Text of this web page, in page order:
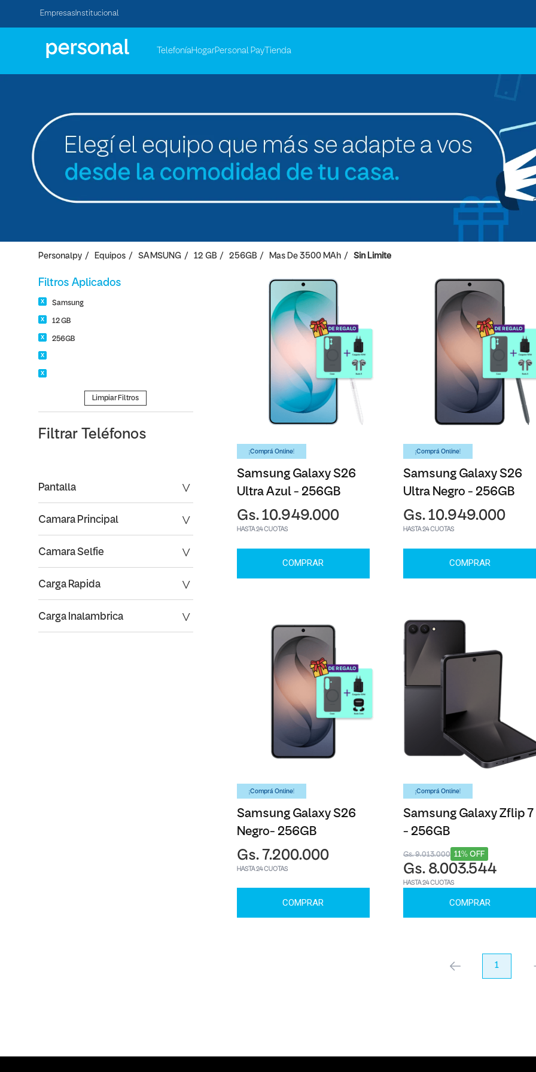
Empresas Institucional
TelefoníaHogarPersonal Pay Tienda
Personalpy Equipos SAMSUNG 12 GB 256GB Mas De 3500 MAh Sin Limite
Filtros Aplicados
Samsung
12 GB
256GB
Limpiar Filtros
Filtrar Teléfonos
Pantalla
Carga Rapida
Camara Principal
Carga Inalambrica
Camara Selfie
¡Comprá Online!
Samsung Galaxy S26
Ultra Azul - 256GB
Gs. 10.949.000
HASTA 24 CUOTAS
COMPRAR
¡Comprá Online!
Samsung Galaxy S26
Ultra Negro - 256GB
Gs. 10.949.000
HASTA 24 CUOTAS
COMPRAR
¡Comprá Online!
Samsung Galaxy S26
Negro- 256GB
Gs. 7.200.000
HASTA 24 CUOTAS
COMPRAR
¡Comprá Online!
Samsung Galaxy Zflip 7
- 256GB
11% OFF
Gs. 9.013.000
Gs. 8.003.544
HASTA 24 CUOTAS
COMPRAR
anterior 1